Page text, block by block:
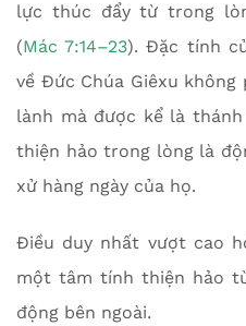
lực thúc đẩy từ trong
(Mác 7:14–23). Đặc tính
về Đức Chúa Giêxu không
lành mà được kể là
thiện hảo trong lòng là
xử hàng ngày của họ.
Điều duy nhất vượt cao
một tâm tính thiện hảo
động bên ngoài.